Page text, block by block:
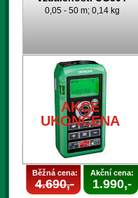
0,05 - 50 m; 0,14 kg
AKCE
UKONČENA
Běžná cena:
4.690,-
Akční cena:
1.990,-